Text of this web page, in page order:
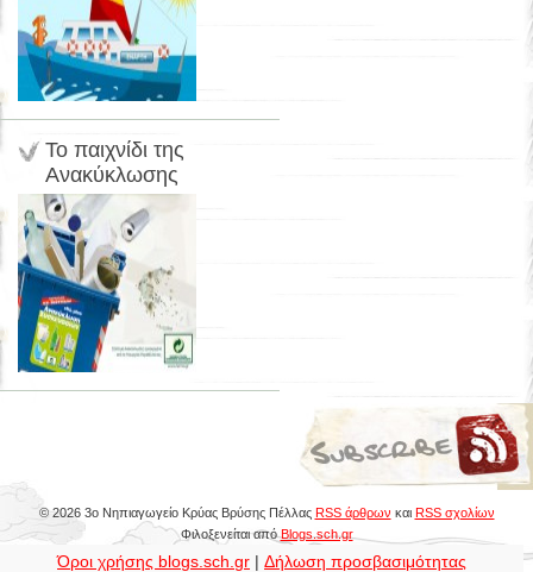
Το παιχνίδι της
Ανακύκλωσης
© 2026 3ο Νηπιαγωγείο Κρύας Βρύσης Πέλλας RSS άρθρων και RSS σχολίων
Φιλοξενείται απόBlogs.sch.gr
Όροι χρήσης blogs.sch.gr |Δήλωση προσβασιμότητας